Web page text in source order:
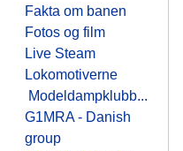
Fakta om banen
Fotos og film
Live Steam
Lokomotiverne
Modeldampklubb...
G1MRA - Danish
group